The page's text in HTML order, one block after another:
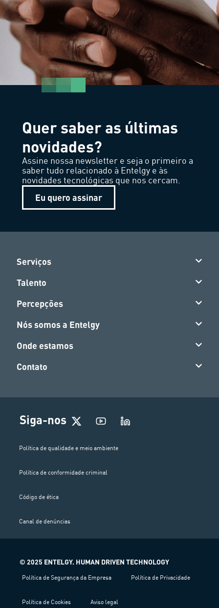
Quer saber as últimas
novidades?
Assine nossa newsletter e seja o primeiro a
saber tudo relacionado à Entelgy e às
novidades tecnológicas que nos cercam.
Eu quero assinar
Serviços
Talento
Percepções
Nós somos a Entelgy
Onde estamos
Contato
Siga-nos
Política de qualidade e meio ambiente
Política de conformidade criminal
Código de ética
Canal de denúncias
© 2025 ENTELGY. HUMAN DRIVEN TECHNOLOGY
Política de Segurança da Empresa Política de Privacidade
Política de Cookies Aviso legal